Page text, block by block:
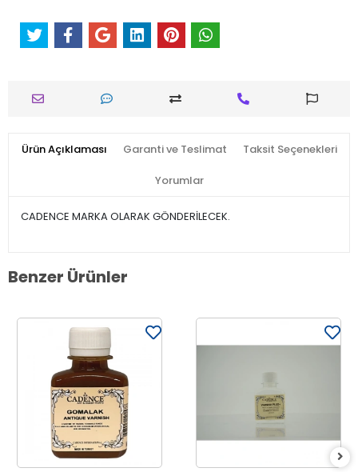
Ürün Açıklaması Garanti ve Teslimat Taksit Seçenekleri
Yorumlar
CADENCE MARKA OLARAK GÖNDERİLECEK.
Benzer Ürünler